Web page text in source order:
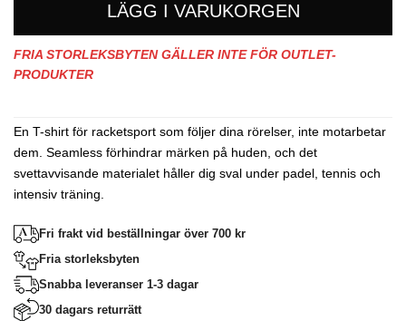
LÄGG I VARUKORGEN
FRIA STORLEKSBYTEN GÄLLER INTE FÖR OUTLET-
PRODUKTER
En T-shirt för racketsport som följer dina rörelser, inte motarbetar
dem. Seamless förhindrar märken på huden, och det
svettavvisande materialet håller dig sval under padel, tennis och
intensiv träning.
Fri frakt vid beställningar över 700 kr
Fria storleksbyten
Snabba leveranser 1-3 dagar
30 dagars returrätt